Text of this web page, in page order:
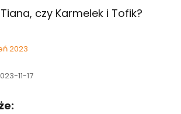
czy Karmelek i Tofik?
2023
11-17